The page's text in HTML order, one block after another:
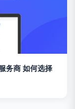
务商 如何选择